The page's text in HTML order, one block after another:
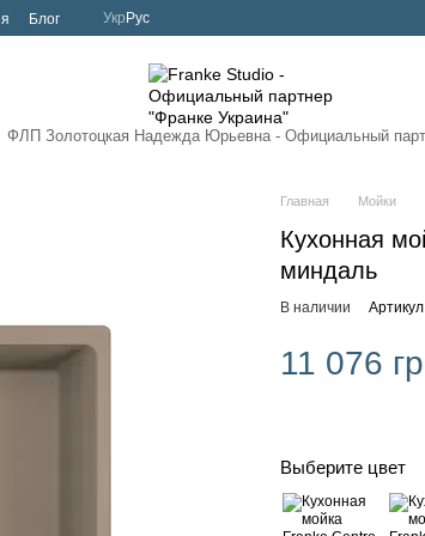
Блог Укр Рус
ФЛП Золотоцкая Надежда Юрьевна - Официальный
Главная Мойки
Кухонная
миндаль
В наличии
11 076
Выберите цвет